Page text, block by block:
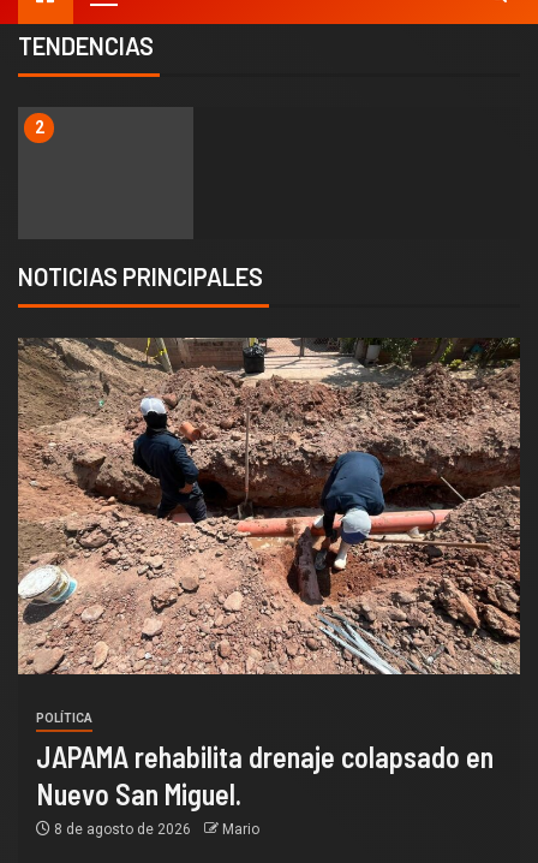
TENDENCIAS
2
NOTICIAS PRINCIPALES
POLÍTICA
JAPAMA rehabilita drenaje colapsado en
Nuevo San Miguel.
8 de agosto de 2026 Mario